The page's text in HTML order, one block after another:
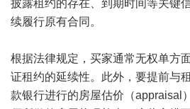
披露租约的存在、到期时间等关键
续履行原有合同。
根据法律规定，买家通常无权单方
证租约的延续性。此外，要提前与
款银行进行的房屋估价（appraisal